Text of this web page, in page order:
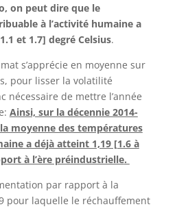
on peut dire que le
à l’activité humaine a
et 1.7] degré Celsius.
s’apprécie en moyenne sur
pour lisser la volatilité
nécessaire de mettre l’année
Ainsi, sur la décennie 2014-
moyenne des températures
a déjà atteint 1,19 [1.6 à
à l’ère préindustrielle.
par rapport à la
pour laquelle le réchauffement